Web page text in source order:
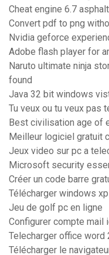
Cheat engine 6.7
Convert pdf to png
Nvidia geforce
Adobe flash player for
Naruto ultimate ninja
found
Java 32 bit windows
Tu veux ou tu veux pas
Best civilisation age of
Meilleur logiciel gratuit
Jeux video sur pc a
Microsoft security
Créer un code barre
Télécharger windows
Jeu de golf pc en ligne
Configurer compte mail
Telecharger office
Télécharger le